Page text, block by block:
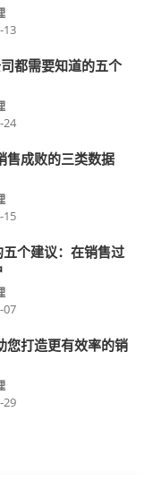
13
都需要知道的五个
24
售成败的三类数据
15
个建议：在销售过
07
您打造更有效率的销
29